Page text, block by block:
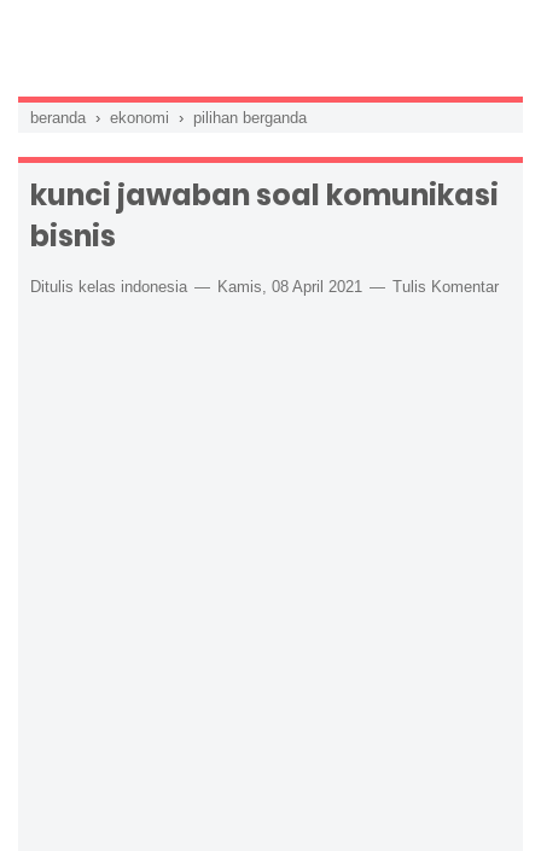
beranda › ekonomi › pilihan berganda
kunci jawaban soal komunikasi
bisnis
Ditulis kelas indonesia Kamis, 08 April 2021 Tulis Komentar